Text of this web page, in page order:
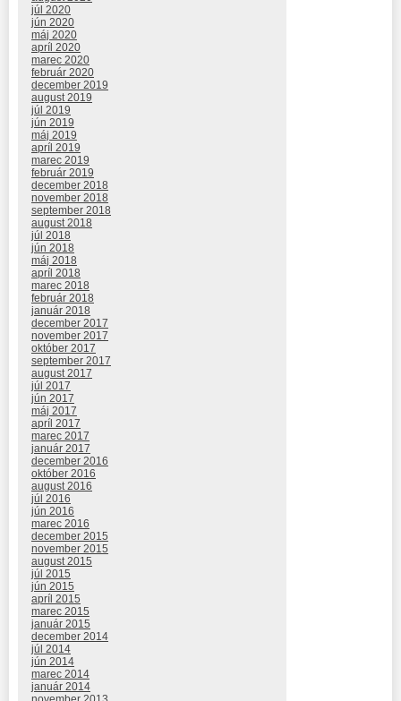
júl 2020
jún 2020
máj 2020
apríl 2020
marec 2020
február 2020
december 2019
august 2019
júl 2019
jún 2019
máj 2019
apríl 2019
marec 2019
február 2019
december 2018
november 2018
september 2018
august 2018
júl 2018
jún 2018
máj 2018
apríl 2018
marec 2018
február 2018
január 2018
december 2017
november 2017
október 2017
september 2017
august 2017
júl 2017
jún 2017
máj 2017
apríl 2017
marec 2017
január 2017
december 2016
október 2016
august 2016
júl 2016
jún 2016
marec 2016
december 2015
november 2015
august 2015
júl 2015
jún 2015
apríl 2015
marec 2015
január 2015
december 2014
júl 2014
jún 2014
marec 2014
január 2014